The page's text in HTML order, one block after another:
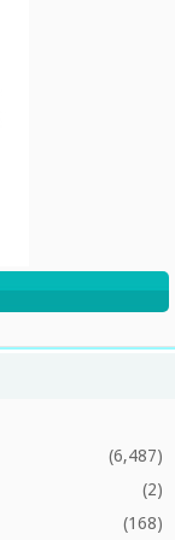
(6,487)
(2)
(168)